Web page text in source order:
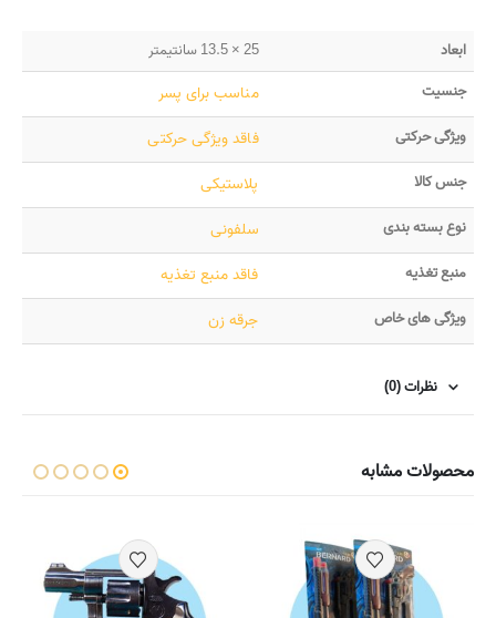
ابعاد
25 × 13.5 سانتیمتر
جنسیت
مناسب برای پسر
ویژگی حرکتی فاقد ویژگی حرکتی
جنس کالا پلاستیکی
نوع بسته بندی سلفونی
منبع تغذیه فاقد منبع تغذیه
ویژگی های خاص جرقه زن
نظرات (0)
محصولات مشابه